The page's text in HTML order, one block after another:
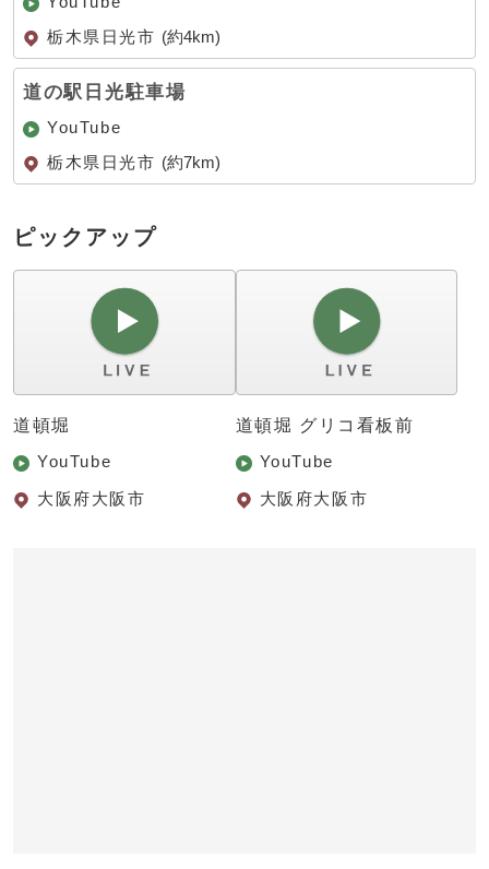
栃木県日光市 (約4km)
道の駅日光駐車場
YouTube
栃木県日光市 (約7km)
ピックアップ
道頓堀
YouTube
大阪府大阪市
道頓堀 グリコ看板前
YouTube
大阪府大阪市